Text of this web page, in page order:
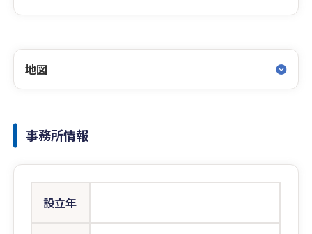
地図
事務所情報
設立年